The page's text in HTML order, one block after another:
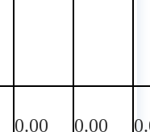
0.00 0.00